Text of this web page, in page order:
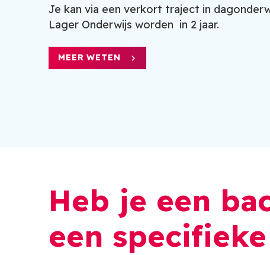
Je kan via een verkort traject in
Lager Onderwijs worden in 2 jaar.
MEER WETEN
Heb je een
een